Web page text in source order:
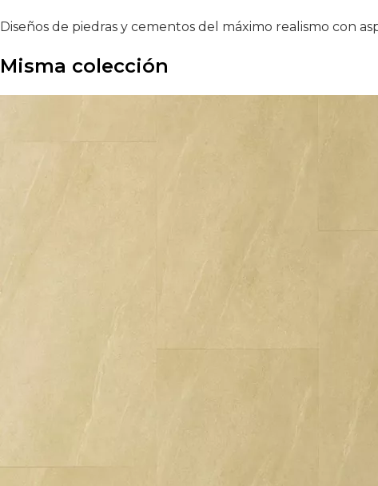
Diseños de piedras y cementos del máximo realismo con
Misma colección